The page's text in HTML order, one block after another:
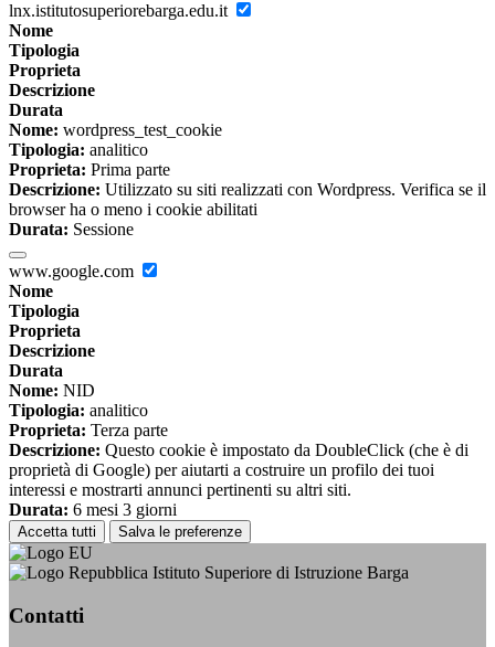
lnx.istitutosuperiorebarga.edu.it
Nome
Tipologia
Proprieta
Descrizione
Durata
Nome: wordpress_test_cookie
Tipologia: analitico
Proprieta: Prima parte
Descrizione: Utilizzato su siti realizzati con Wordpress. Verifica se il
browser ha o meno i cookie abilitati
Durata: Sessione
www.google.com
Nome
Tipologia
Proprieta
Descrizione
Durata
Nome: NID
Tipologia: analitico
Proprieta: Terza parte
Descrizione: Questo cookie è impostato da DoubleClick (che è di
proprietà di Google) per aiutarti a costruire un profilo dei tuoi
interessi e mostrarti annunci pertinenti su altri siti.
Durata: 6 mesi 3 giorni
Accetta tutti Salva le preferenze
Istituto Superiore di Istruzione Barga
Contatti